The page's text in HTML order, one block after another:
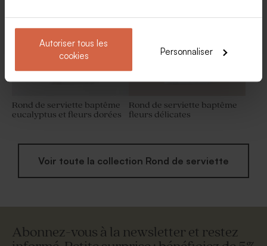
Autoriser tous les
cookies
Personnaliser
Rond de serviette baptême
eucalyptus et fleurs dorées
Rond de serviette baptême
fleurs délicates
Voir toute la collection Rond de serviette
Abonnez-vous à la newsletter et restez